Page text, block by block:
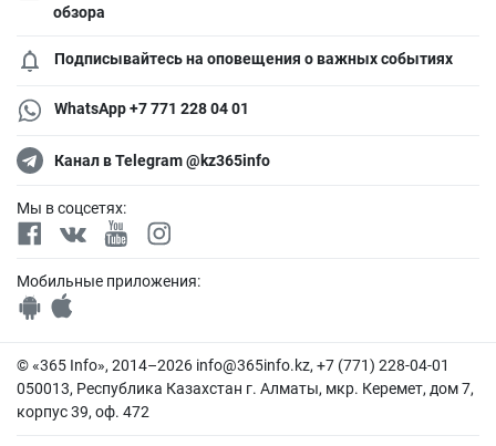
обзора
Подписывайтесь на оповещения о важных событиях
WhatsApp +7 771 228 04 01
Канал в Telegram @kz365info
Мы в соцсетях:
Мобильные приложения:
© «365 Info», 2014–2026 info@365info.kz, +7 (771) 228-04-01
050013, Республика Казахстан г. Алматы, мкр. Керемет, дом 7,
корпус 39, оф. 472